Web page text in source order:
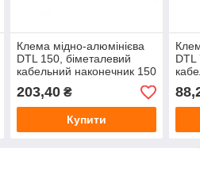
Клема мідно-алюмінієва
DTL 150, біметалевий
кабельний наконечник 150
з'єднання алюмінієвого та
мідного кабелю
203,40₴
Купити
DTL